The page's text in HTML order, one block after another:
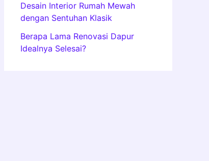
Desain Interior Rumah Mewah
dengan Sentuhan Klasik
Berapa Lama Renovasi Dapur
Idealnya Selesai?